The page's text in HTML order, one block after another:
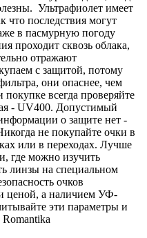
Ультрафиолет имеет
что последствия могут
в пасмурную погоду
проходит сквозь облака,
отражают
с защитой, потому
они опаснее, чем
всегда проверяйте
- UV400. Допустимый
о защите нет -
не покупайте очки в
или в переходах. Лучше
где можно изучить
линзы на специальном
очков
ценой, а наличием УФ-
эти параметры и